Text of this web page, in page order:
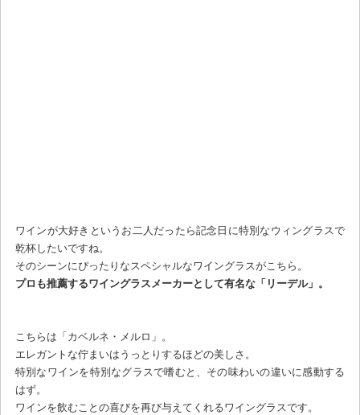
ワインが大好きというお二人だったら記念日に特別なウィングラスで
乾杯したいですね。
そのシーンにぴったりなスペシャルなワイングラスがこちら。
プロも推薦するワイングラスメーカーとして有名な「リーデル」。
こちらは「カベルネ・メルロ」。
エレガントな佇まいはうっとりするほどの美しさ。
特別なワインを特別なグラスで嗜むと、その味わいの違いに感動する
はず。
ワインを飲むことの喜びを再び与えてくれるワイングラスです。